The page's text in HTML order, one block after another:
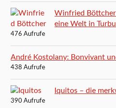
Winfried
eine Welt in
476 Aufrufe
André Kostolany: Bonvivant
438 Aufrufe
Iquitos – die
390 Aufrufe